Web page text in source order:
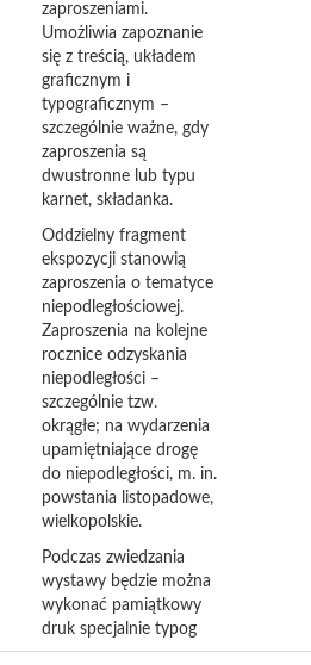
zaproszeniami.
Umożliwia zapoznanie
się z treścią, układem
graficznym i
typograficznym –
szczególnie ważne, gdy
zaproszenia są
dwustronne lub typu
karnet, składanka.
Oddzielny fragment
ekspozycji stanowią
zaproszenia o tematyce
niepodległościowej.
Zaproszenia na kolejne
rocznice odzyskania
niepodległości –
szczególnie tzw.
okrągłe; na wydarzenia
upamiętniające drogę
do niepodległości, m. in.
powstania listopadowe,
wielkopolskie.
Podczas zwiedzania
wystawy będzie można
wykonać pamiątkowy
druk specjalnie typog